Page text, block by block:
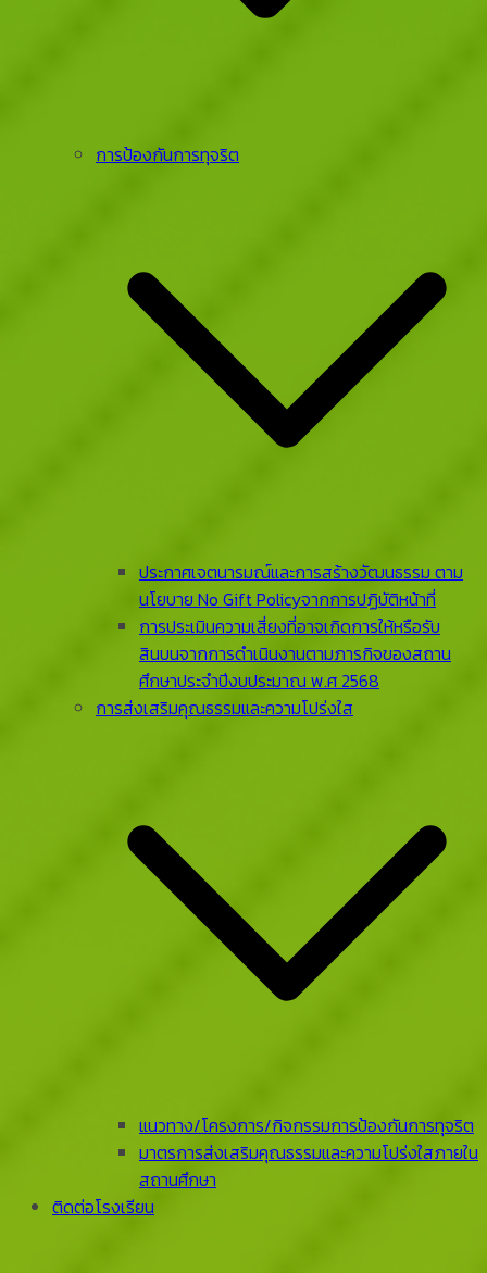
การป้องกันการทุจริต
ประกาศเจตนารมณ์และการสร้างวัฒนธรรม ตาม
นโยบาย No Gift Policyจากการปฏิบัติหน้าที่
การประเมินความเสี่ยงที่อาจเกิดการให้หรือรับ
สินบนจากการดําเนินงานตามภารกิจของสถาน
ศึกษาประจําปีงบประมาณ พ.ศ 2568
การส่งเสริมคุณธรรมและความโปร่งใส
แนวทาง/โครงการ/กิจกรรมการป้องกันการทุจริต
มาตรการส่งเสริมคุณธรรมและความโปร่งใสภายใน
สถานศึกษา
ติดต่อโรงเรียน